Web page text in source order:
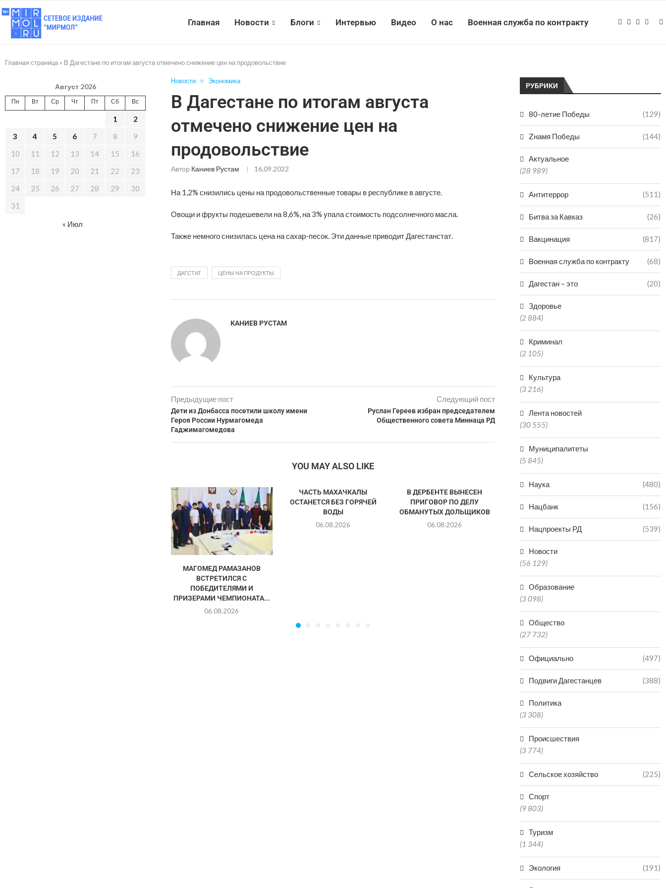
Главная Новости Блоги Интервью Видео О нас Военная служба по контракту
Главная страница » В Дагестане по итогам августа отмечено снижение цен на продовольствие
Новости Экономика
В Дагестане по итогам августа
отмечено снижение цен на
продовольствие
Автор Каниев Рустам 16.09.2022
На 1,2% снизились цены на продовольственные товары в республике в августе.
Овощи и фрукты подешевели на 8,6%, на 3% упала стоимость подсолнечного масла.
Также немного снизилась цена на сахар-песок. Эти данные приводит Дагестанстат.
ДАГСТАТ ЦЕНЫ НА ПРОДУКТЫ
КАНИЕВ РУСТАМ
Предыдущие пост
Дети из Донбасса посетили школу имени
Героя России Нурмагомеда
Гаджимагомедова
Следующий пост
Руслан Гереев избран председателем
Общественного совета Миннаца РД
YOU MAY ALSO LIKE
МАГОМЕД РАМАЗАНОВ
ВСТРЕТИЛСЯ С
ПОБЕДИТЕЛЯМИ И
ПРИЗЕРАМИ ЧЕМПИОНАТА...
06.08.2026
ЧАСТЬ МАХАЧКАЛЫ
ОСТАНЕТСЯ БЕЗ ГОРЯЧЕЙ
ВОДЫ
06.08.2026
В ДЕРБЕНТЕ ВЫНЕСЕН
ПРИГОВОР ПО ДЕЛУ
ОБМАНУТЫХ ДОЛЬЩИКОВ
06.08.2026
VR-ТЕХНОЛОГИИ
ЗАРАБОТАЛИ В КРЕПОСТИ
НАРЫН-КАЛА В ДАГЕСТАНЕ
06.08.2026
РУБРИКИ
80-летие Победы (129)
Zнамя Победы (144)
Актуальное
(28 989)
Антитеррор (511)
Битва за Кавказ (26)
Вакцинация (817)
Военная служба по контракту (68)
Дагестан – это (20)
Здоровье
(2 884)
Криминал
(2 105)
Культура
(3 216)
Лента новостей
(30 555)
Муниципалитеты
(5 845)
Наука (480)
Нацбанк (156)
Нацпроекты РД (539)
Новости
(56 129)
Образование
(3 098)
Общество
(27 732)
Официально (497)
Подвиги Дагестанцев (388)
Политика
(3 308)
Происшествия
(3 774)
Сельское хозяйство (225)
Спорт
(9 803)
Туризм
(1 344)
Экология (191)
Август 2026
Пн Вт Ср Чт Пт Сб Вс
1
2
3
4 5 6 7 8
9
10
11 12 13 14 15
16
17
18 19 20 21 22
23
24
25 26 27 28 29
30
31
« Июл